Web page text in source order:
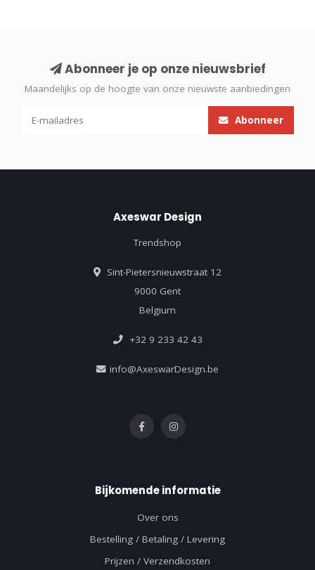
Abonneer je op onze nieuwsbrief
Maandelijks op de hoogte van onze nieuwste aanbiedingen
Abonneer
Axeswar Design
Trendshop
Sint-Pietersnieuwstraat 12
9000 Gent
Belgium
+32 9 233 42 43
info@AxeswarDesign.be
Bijkomende informatie
Over ons
Bestelling / Betaling / Levering
Prijzen / Verzendkosten